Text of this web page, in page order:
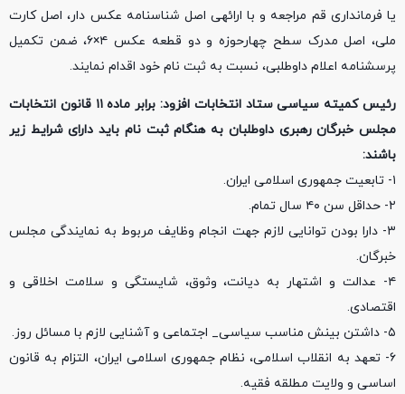
یا فرمانداری قم مراجعه و با ارائهی اصل شناسنامه عکس دار، اصل کارت
ملی، اصل مدرک سطح چهارحوزه و دو قطعه عکس ۴×۶، ضمن تکمیل
پرسشنامه اعلام داوطلبی، نسبت به ثبت نام خود اقدام نمایند.
رئیس کمیته سیاسی ستاد انتخابات افزود: برابر ماده ۱۱ قانون انتخابات
مجلس خبرگان رهبری داوطلبان به هنگام ثبت نام باید دارای شرایط زیر
باشند:
۱- تابعیت جمهوری اسلامی ایران.
۲- حداقل سن ۴۰ سال تمام.
۳- دارا بودن توانایی لازم جهت انجام وظایف مربوط به نمایندگی مجلس
خبرگان.
۴- عدالت و اشتهار به دیانت، وثوق، شایستگی و سلامت اخلاقی و
اقتصادی.
۵- داشتن بینش مناسب سیاسی_ اجتماعی و آشنایی لازم با مسائل روز.
۶- تعهد به انقلاب اسلامی، نظام جمهوری اسلامی ایران، التزام به قانون
اساسی و ولایت مطلقه فقیه.